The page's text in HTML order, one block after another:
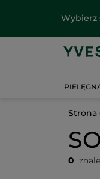
Wybierz
Strona
0